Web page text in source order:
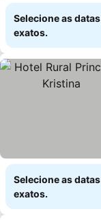
Selecione as
exatos.
Selecione as
exatos.